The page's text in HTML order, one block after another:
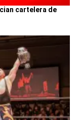
cartelera de